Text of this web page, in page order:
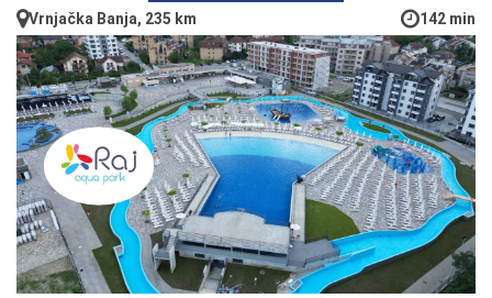
Vrnjačka Banja, 235 km 142 min